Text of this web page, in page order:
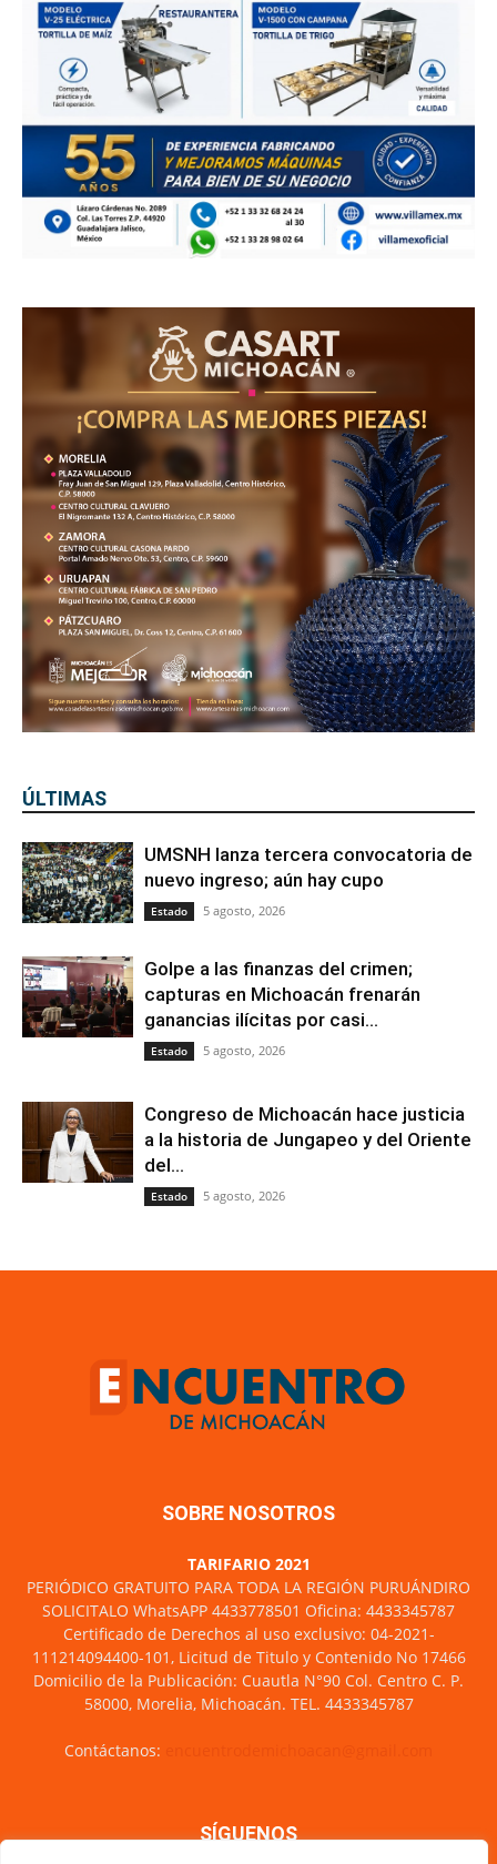
ÚLTIMAS
UMSNH lanza tercera convocatoria de
nuevo ingreso; aún hay cupo
Estado 5 agosto, 2026
Golpe a las finanzas del crimen;
capturas en Michoacán frenarán
ganancias ilícitas por casi...
Estado 5 agosto, 2026
Congreso de Michoacán hace justicia
a la historia de Jungapeo y del Oriente
del...
Estado 5 agosto, 2026
SOBRE NOSOTROS
TARIFARIO 2021
PERIÓDICO GRATUITO PARA TODA LA REGIÓN PURUÁNDIRO
SOLICITALO WhatsAPP 4433778501 Oficina: 4433345787
Certificado de Derechos al uso exclusivo: 04-2021-
111214094400-101, Licitud de Titulo y Contenido No 17466
Domicilio de la Publicación: Cuautla N°90 Col. Centro C. P.
58000, Morelia, Michoacán. TEL. 4433345787
Contáctanos:
SÍGUENOS